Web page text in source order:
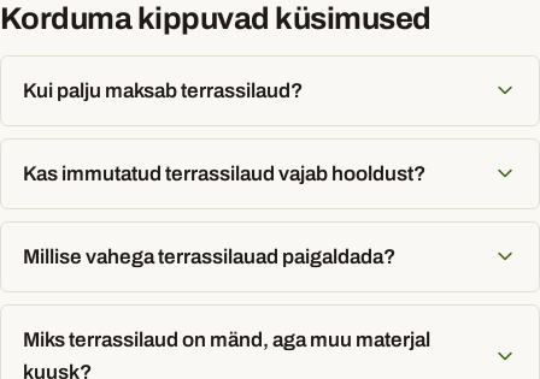
Korduma kippuvad küsimused
Kui palju maksab terrassilaud?
Kas immutatud terrassilaud vajab hooldust?
Millise vahega terrassilauad paigaldada?
Miks terrassilaud on mänd, aga muu materjal
kuusk?